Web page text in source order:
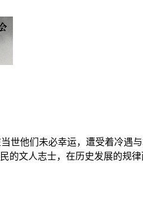
世他们未必幸运，遭受着冷遇
的文人志士，在历史发展的规